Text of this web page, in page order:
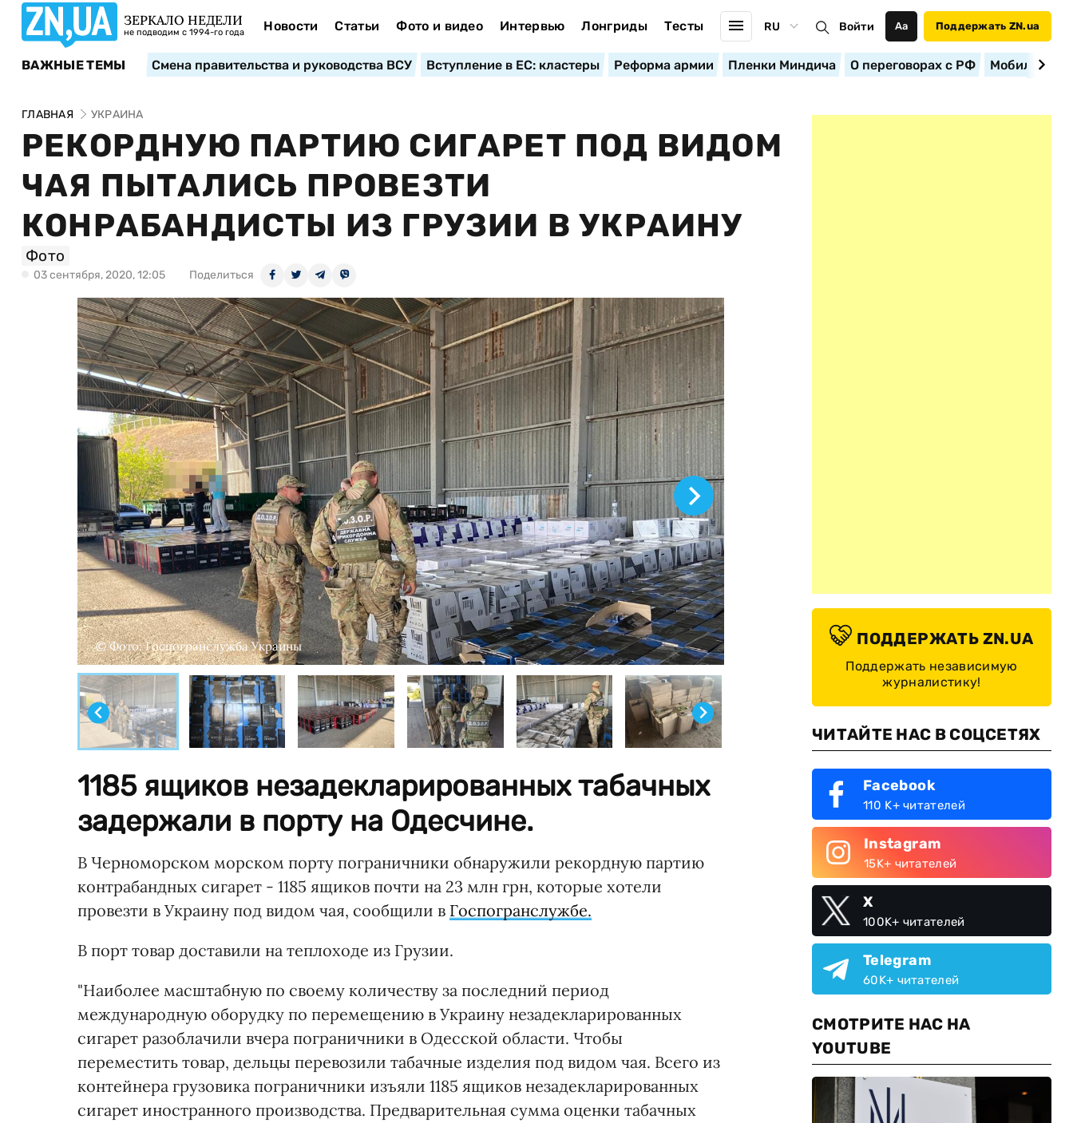
ЗЕРКАЛО НЕДЕЛИ
не подводим с 1994-го года Новости Статьи Фото и видео Интервью Лонгриды Тесты RU Войти Аа Поддержать ZN.ua
ВАЖНЫЕ ТЕМЫ Смена правительства и руководства ВСУ Вступление в ЕС: кластеры Реформа армии Пленки Миндича О переговорах с РФ
ГЛАВНАЯ УКРАИНА
РЕКОРДНУЮ ПАРТИЮ СИГАРЕТ ПОД ВИДОМ
ЧАЯ ПЫТАЛИСЬ ПРОВЕЗТИ
КОНРАБАНДИСТЫ ИЗ ГРУЗИИ В УКРАИНУ
Фото
03 сентября, 2020, 12:05 Поделиться
© Фото: Госпогранслужба Украины
1185 ящиков незадекларированных табачных
задержали в порту на Одесчине.
В Черноморском морском порту пограничники обнаружили рекордную партию
контрабандных сигарет - 1185 ящиков почти на 23 млн грн, которые хотели
провезти в Украину под видом чая, сообщили в Госпогранслужбе.
В порт товар доставили на теплоходе из Грузии.
"Наиболее масштабную по своему количеству за последний период
международную оборудку по перемещению в Украину незадекларированных
сигарет разоблачили вчера пограничники в Одесской области. Чтобы
переместить товар, дельцы перевозили табачные изделия под видом чая. Всего из
контейнера грузовика пограничники изъяли 1185 ящиков незадекларированных
сигарет иностранного производства. Предварительная сумма оценки табачных
ПОДДЕРЖАТЬ ZN.UA
Поддержать независимую
журналистику!
ЧИТАЙТЕ НАС В СОЦСЕТЯХ
Facebook
110 K+ читателей
Instagram
15K+ читателей
X
100K+ читателей
Telegram
60K+ читателей
СМОТРИТЕ НАС НА
YOUTUBE